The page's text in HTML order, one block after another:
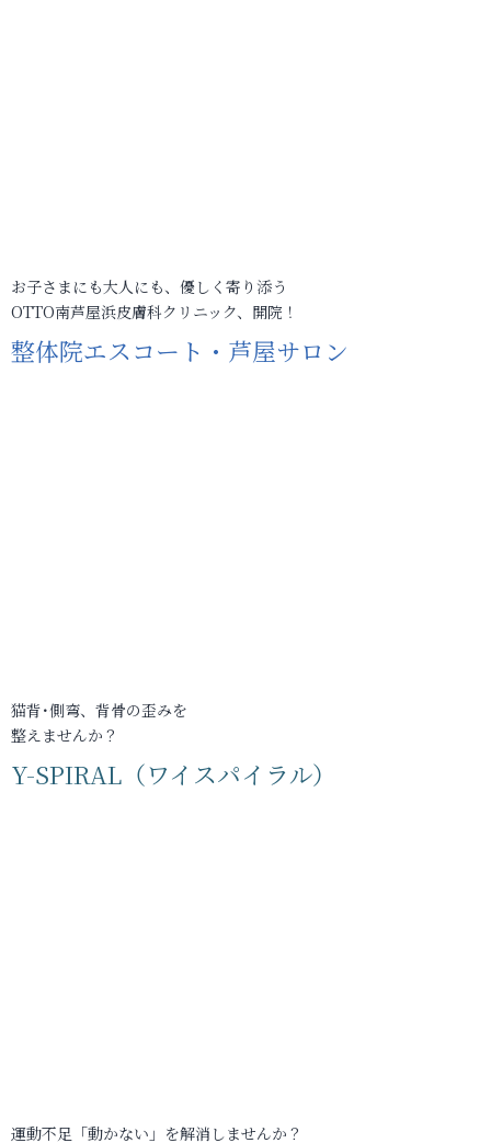
お子さまにも大人にも、優しく寄り添う
OTTO南芦屋浜皮膚科クリニック、開院！
整体院エスコート・芦屋サロン
猫背･側弯、背骨の歪みを
整えませんか？
Y-SPIRAL（ワイスパイラル）
運動不足「動かない」を解消しませんか？